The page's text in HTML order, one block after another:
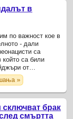
в
по важност кое в
- дали
са
са били
от
Милано; дали
... »
сключват брак
смъртта